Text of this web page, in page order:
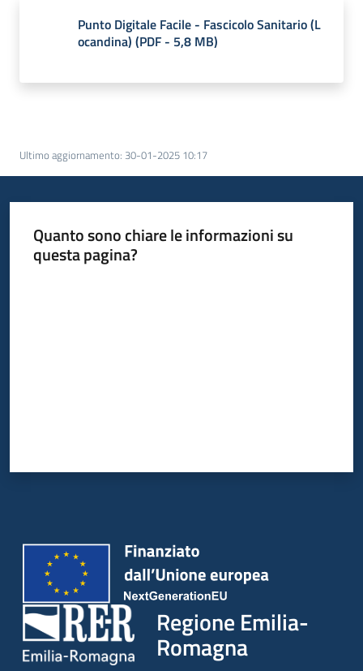
Punto Digitale Facile - Fascicolo Sanitario (L
ocandina) (PDF - 5,8 MB)
Ultimo aggiornamento: 30-01-2025 10:17
Quanto sono chiare le informazioni su
questa pagina?
Regione Emilia-
Romagna